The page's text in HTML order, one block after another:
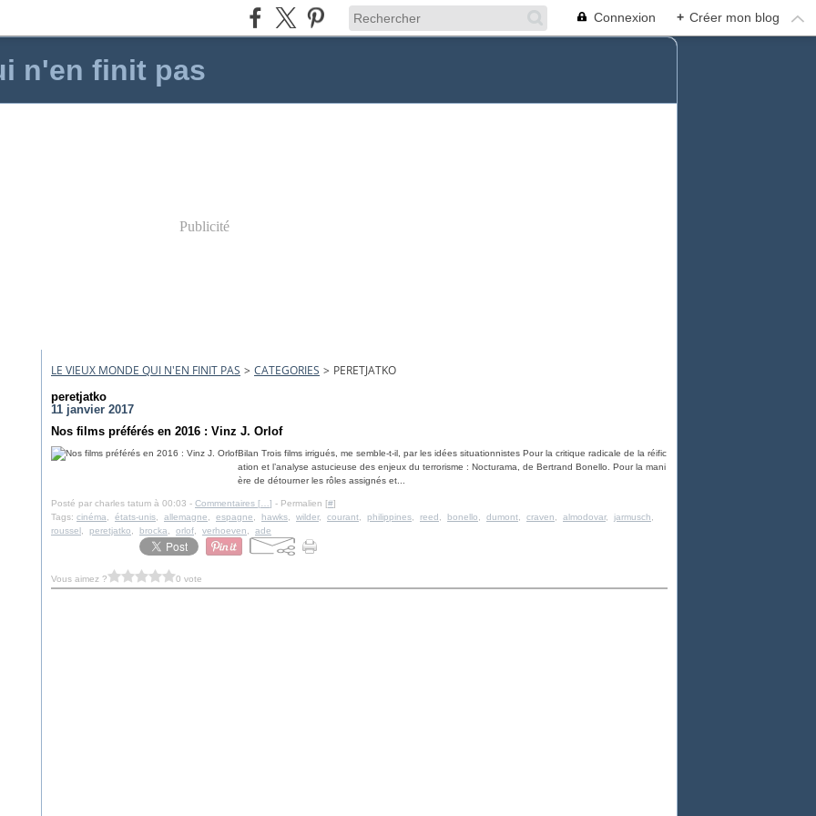
Connexion + Créer mon blog
n'en finit pas
Publicité
LE VIEUX MONDE QUI N'EN FINIT PAS > CATEGORIES > PERETJATKO
peretjatko
11 janvier 2017
Nos films préférés en 2016 : Vinz J. Orlof
Bilan Trois films irrigués, me semble-t-il, par les idées situationnistes Pour la critique radicale de la réific
ation et l’analyse astucieuse des enjeux du terrorisme : Nocturama, de Bertrand Bonello. Pour la mani
ère de détourner les rôles assignés et...
Posté par charles tatum à 00:03 - Commentaires [ ] - Permalien [#]
Tags: cinéma états-unis allemagne espagne hawks wilder, courant philippines reed bonello dumont craven almodovar, jarmusch
roussel
peretjatko brocka orlof verhoeven ade
Vous aimez ? 0 vote